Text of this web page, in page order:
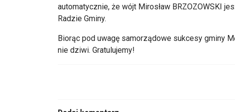
automatycznie, że wójt Mirosław BRZOZOWSKI
Radzie Gminy.
Biorąc pod uwagę samorządowe sukcesy gminy
nie dziwi. Gratulujemy!